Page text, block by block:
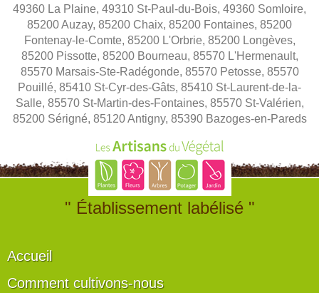
49360 La Plaine, 49310 St-Paul-du-Bois, 49360 Somloire,
85200 Auzay, 85200 Chaix, 85200 Fontaines, 85200
Fontenay-le-Comte, 85200 L'Orbrie, 85200 Longèves,
85200 Pissotte, 85200 Bourneau, 85570 L'Hermenault,
85570 Marsais-Ste-Radégonde, 85570 Petosse, 85570
Pouillé, 85410 St-Cyr-des-Gâts, 85410 St-Laurent-de-la-
Salle, 85570 St-Martin-des-Fontaines, 85570 St-Valérien,
85200 Sérigné, 85120 Antigny, 85390 Bazoges-en-Pareds
" Établissement labélisé "
Accueil
Comment cultivons-nous